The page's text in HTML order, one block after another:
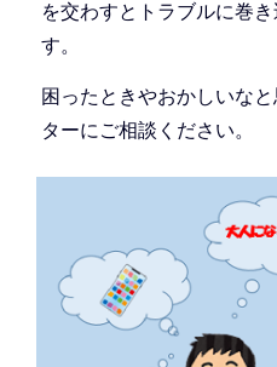
を交わすとトラブルに巻
す。
困ったときやおかしいな
ターにご相談ください。